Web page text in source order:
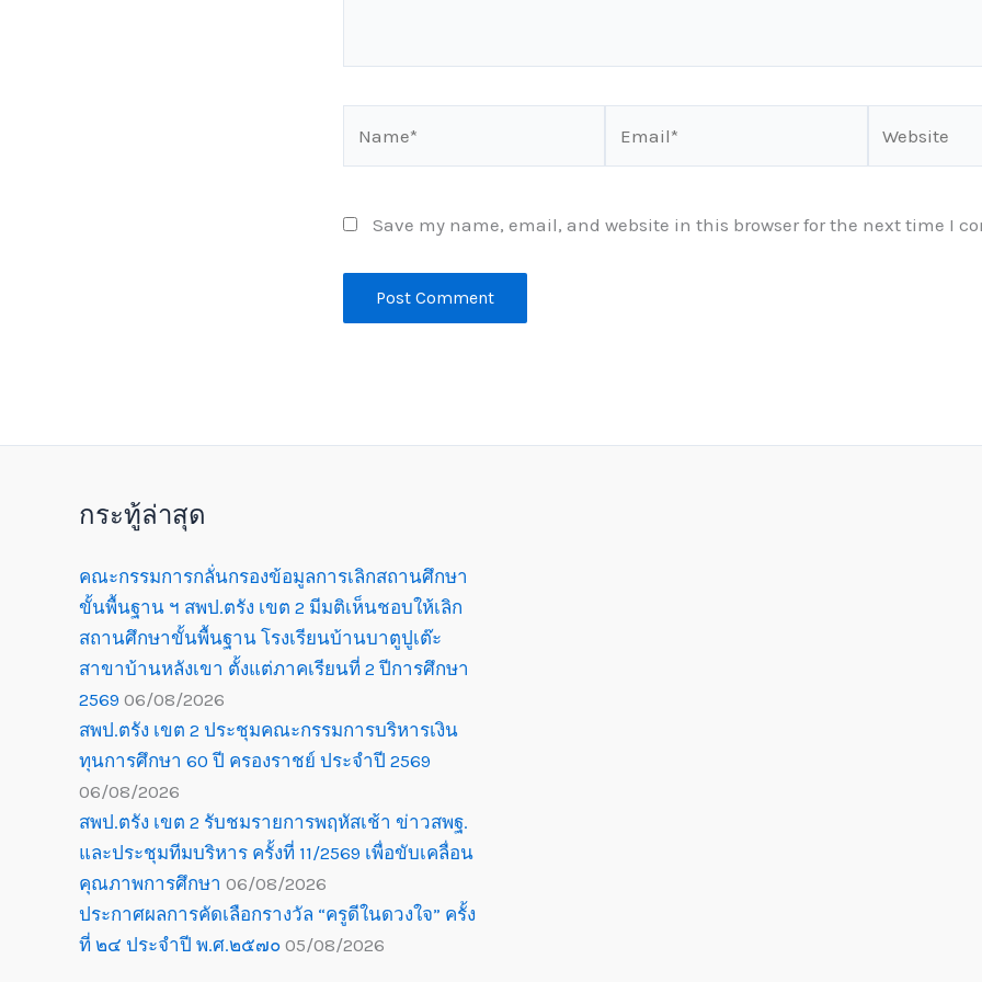
Save my name, email, and website in this browser for the next time I
กระทู้ล่าสุด
คณะกรรมการกลั่นกรองข้อมูลการเลิกสถานศึกษา
ขั้นพื้นฐาน ฯ สพป.ตรัง เขต 2 มีมติเห็นชอบให้เลิก
สถานศึกษาขั้นพื้นฐาน โรงเรียนบ้านบาตูปูเต๊ะ
สาขาบ้านหลังเขา ตั้งแต่ภาคเรียนที่ 2 ปีการศึกษา
2569 06/08/2026
สพป.ตรัง เขต 2 ประชุมคณะกรรมการบริหารเงิน
ทุนการศึกษา 60 ปี ครองราชย์ ประจำปี 2569
06/08/2026
สพป.ตรัง เขต 2 รับชมรายการพฤหัสเช้า ข่าวสพฐ.
และประชุมทีมบริหาร ครั้งที่ 11/2569 เพื่อขับเคลื่อน
คุณภาพการศึกษา 06/08/2026
ประกาศผลการคัดเลือกรางวัล “ครูดีในดวงใจ” ครั้ง
ที่ ๒๔ ประจำปี พ.ศ.๒๕๗๐ 05/08/2026